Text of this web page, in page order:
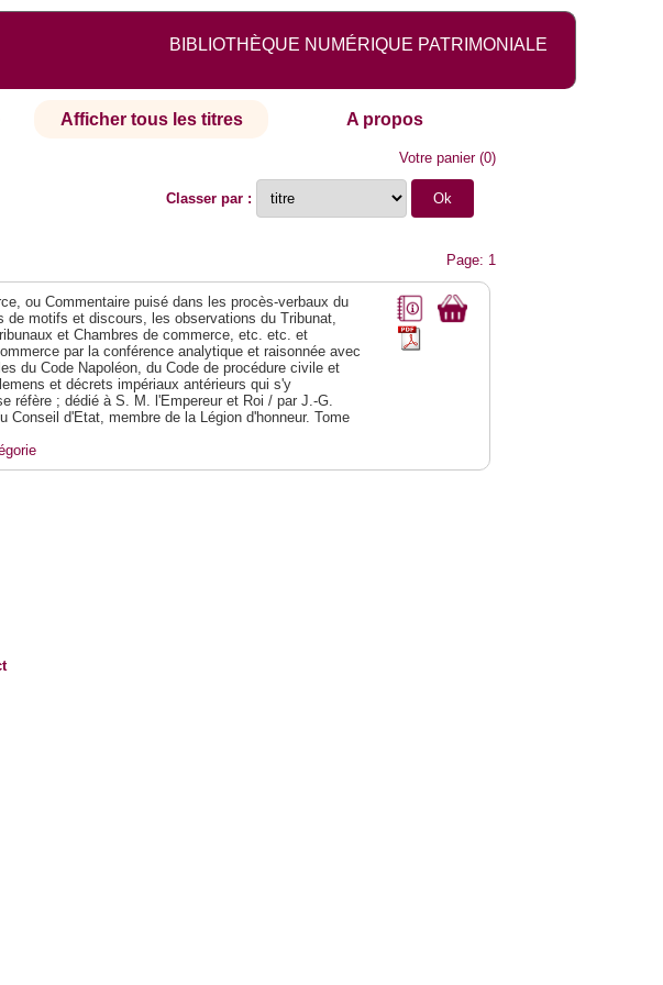
BIBLIOTHÈQUE NUMÉRIQUE PATRIMONIALE
Afficher tous les titres A propos
Votre panier(0)
Classer par :
Page: 1
ou Commentaire puisé dans les procès-verbaux du
de motifs et discours, les observations du Tribunat,
et Chambres de commerce, etc. etc. et
par la conférence analytique et raisonnée avec
du Code Napoléon, du Code de procédure civile et
et décrets impériaux antérieurs qui s'y
réfère ; dédié à S. M. l'Empereur et Roi / par J.-G.
Conseil d'Etat, membre de la Légion d'honneur. Tome